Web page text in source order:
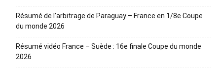
Résumé de l’arbitrage de Paraguay – France en 1/8e Coupe
du monde 2026
Résumé vidéo France – Suède : 16e finale Coupe du monde
2026